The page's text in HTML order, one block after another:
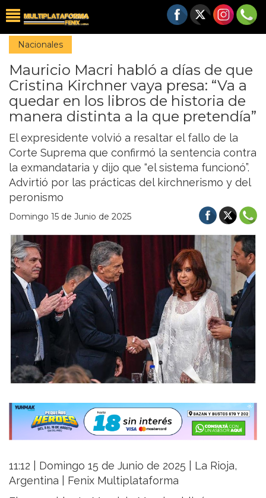
Nacionales
Mauricio Macri habló a días de que
Cristina Kirchner vaya presa: “Va a
quedar en los libros de historia de
manera distinta a la que pretendía”
El expresidente volvió a resaltar el fallo de la
Corte Suprema que confirmó la sentencia contra
la exmandataria y dijo que “el sistema funcionó”.
Advirtió por las prácticas del kirchnerismo y del
peronismo
Domingo 15 de Junio de 2025
11:12 | Domingo 15 de Junio de 2025 | La Rioja,
Argentina | Fenix Multiplataforma